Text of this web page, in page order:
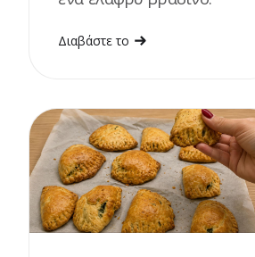
Διαβάστε το